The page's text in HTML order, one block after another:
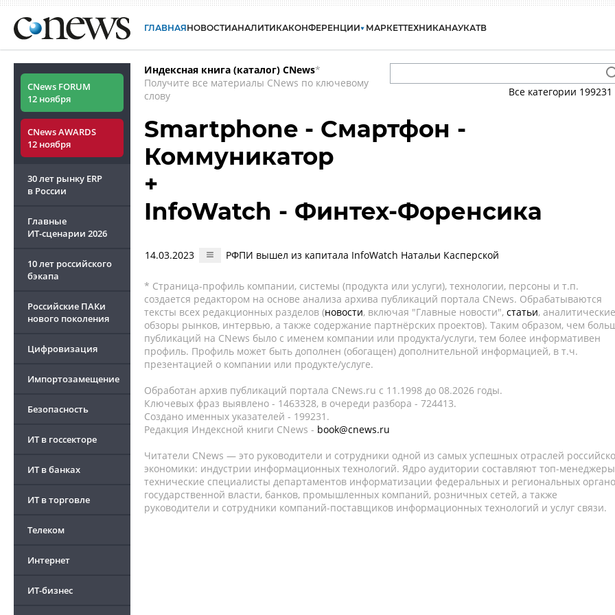
ГЛАВНАЯНОВОСТИАНАЛИТИКАКОНФЕРЕНЦИИ МАРКЕТТЕХНИКАНАУКАТВ
CNews FORUM
12 ноября
CNews AWARDS
12 ноября
30 лет рынку ERP
в России
Главные
ИТ-сценарии 2026
10 лет российского
бэкапа
Российские ПАКи
нового поколения
Цифровизация
Импортозамещение
Безопасность
ИТ в госсекторе
ИТ в банках
ИТ в торговле
Телеком
Интернет
ИТ-бизнес
Индексная книга (каталог) CNews*
Получите все материалы CNews по ключевому
слову
Все категории 199231
Smartphone - Смартфон -
Коммуникатор
+
InfoWatch - Финтех-Форенсика
14.03.2023 РФПИ вышел из капитала InfoWatch Натальи Касперской
* Страница-профиль компании, системы (продукта или услуги), технологии, персоны и т.п.
создается редактором на основе анализа архива публикаций портала CNews. Обрабатываются
тексты всех редакционных разделов (новости, включая "Главные новости", статьи, аналитические
обзоры рынков, интервью, а также содержание партнёрских проектов). Таким образом, чем
публикаций на CNews было с именем компании или продукта/услуги, тем более информативен
профиль. Профиль может быть дополнен (обогащен) дополнительной информацией, в т.ч.
презентацией о компании или продукте/услуге.
Обработан архив публикаций портала CNews.ru c 11.1998 до 08.2026 годы.
Ключевых фраз выявлено - 1463328, в очереди разбора - 724413.
Создано именных указателей - 199231.
Редакция Индексной книги CNews - book@cnews.ru
Читатели CNews — это руководители и сотрудники одной из самых успешных отраслей
экономики: индустрии информационных технологий. Ядро аудитории составляют топ-
технические специалисты департаментов информатизации федеральных и региональных
государственной власти, банков, промышленных компаний, розничных сетей, а также
руководители и сотрудники компаний-поставщиков информационных технологий и услуг связи.